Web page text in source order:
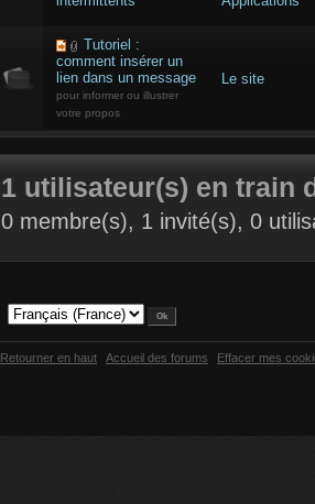
Tutoriel :
comment insérer un
lien dans un message
pour informer ou illustrer
votre propos
Le site
1 utilisateur(s) en train
0 membre(s), 1 invité(s), 0
Retourner en haut Accueil des forums Effacer mes